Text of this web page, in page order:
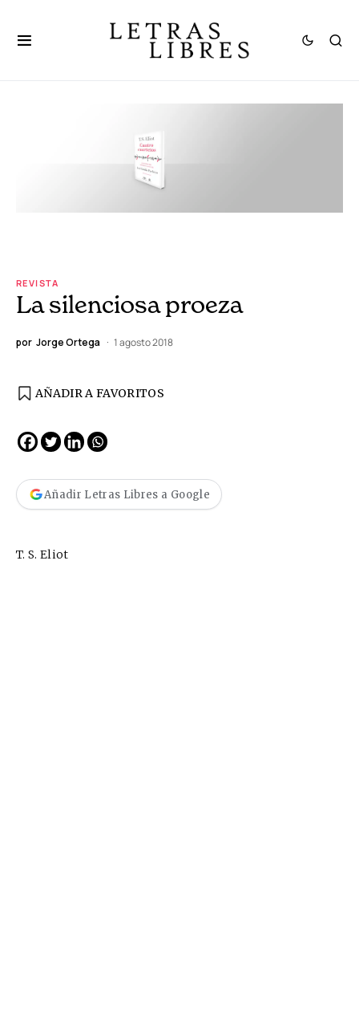
REVISTA
La silenciosa proeza
por Jorge Ortega 1 agosto 2018
AÑADIR A FAVORITOS
Añadir Letras Libres a Google
T. S. Eliot